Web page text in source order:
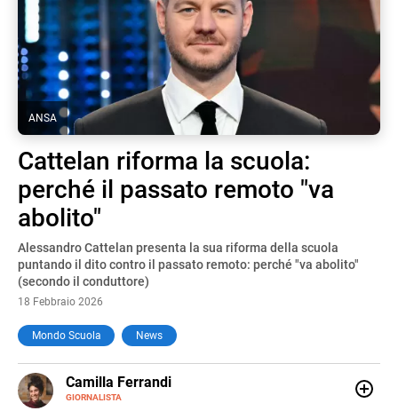
ANSA
Cattelan riforma la scuola:
perché il passato remoto "va
abolito"
Alessandro Cattelan presenta la sua riforma della scuola
puntando il dito contro il passato remoto: perché "va abolito"
(secondo il conduttore)
18 Febbraio 2026
Mondo Scuola News
Camilla Ferrandi
GIORNALISTA
E-
MAIL
LINKEDIN